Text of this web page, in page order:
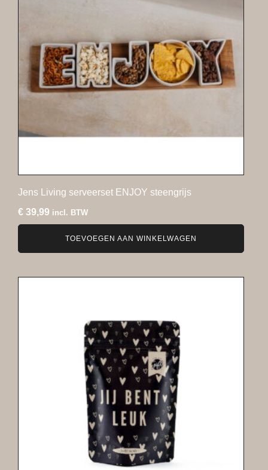
Jens Living serveerset ENJOY steengrijs
€ 39,99 incl. BTW
TOEVOEGEN AAN WINKELWAGEN